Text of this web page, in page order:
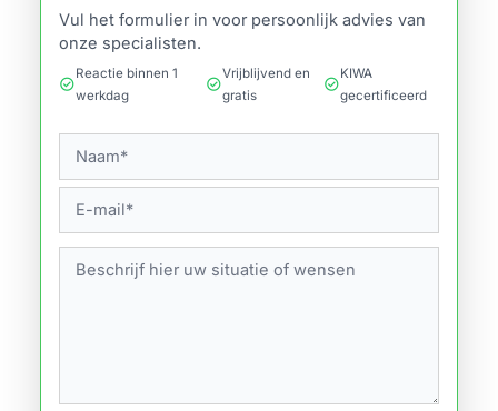
Vul het formulier in voor persoonlijk advies van
onze specialisten.
check_circle
Reactie binnen 1
werkdag
check_circle
Vrijblijvend en
gratis
check_circle
KIWA
gecertificeerd